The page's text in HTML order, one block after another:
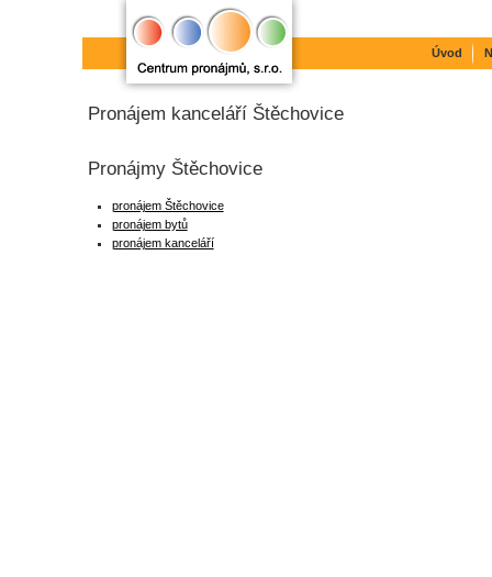
Pronájem kanceláří Štěchovice
Pronájmy Štěchovice
pronájem Štěchovice
pronájem bytů
pronájem kanceláří
Úvod